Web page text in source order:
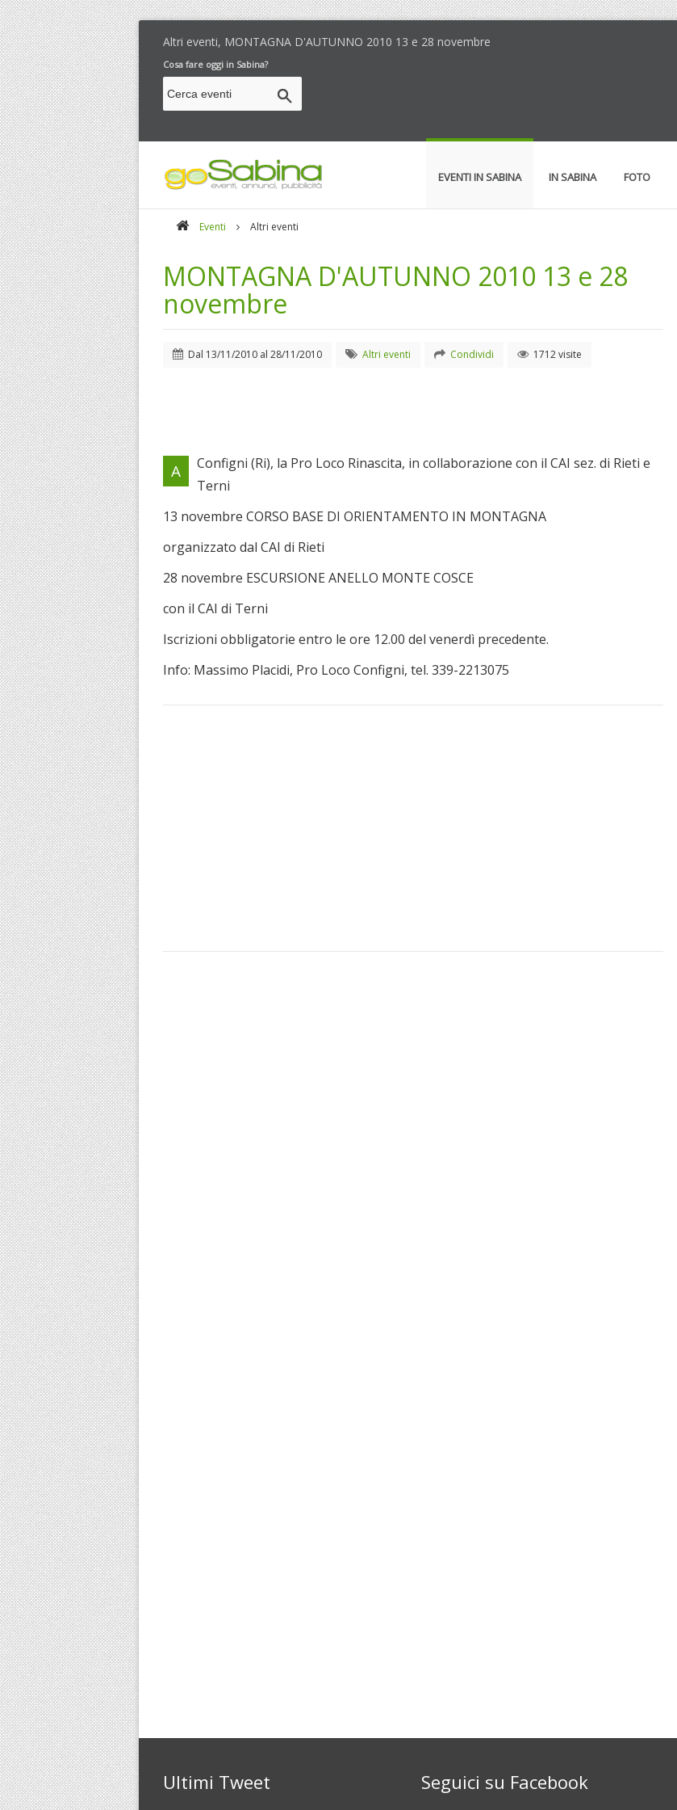
Altri eventi, MONTAGNA D'AUTUNNO 2010 13 e 28 novembre
Cosa fare oggi in Sabina?
EVENTI IN SABINA IN SABINA FOTO
Eventi Altri eventi
MONTAGNA D'AUTUNNO 2010 13 e 28
novembre
Dal 13/11/2010 al 28/11/2010 Altri eventi Condividi 1712 visite
A
Configni (Ri), la Pro Loco Rinascita, in collaborazione con il CAI sez. di Rieti e
Terni
13 novembre CORSO BASE DI ORIENTAMENTO IN MONTAGNA
organizzato dal CAI di Rieti
28 novembre ESCURSIONE ANELLO MONTE COSCE
con il CAI di Terni
Iscrizioni obbligatorie entro le ore 12.00 del venerdì precedente.
Info: Massimo Placidi, Pro Loco Configni, tel. 339-2213075
Ultimi Tweet Seguici su Facebook